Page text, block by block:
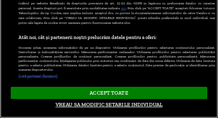
traficul pe website. Beneficiati de drepturile prevazute de art. 15-22 din GDPR in legatura cu prelucrarea datelor cu caracter
personal. Aceste drepturi pot fi exercitate prin modalitatea indicata aici. Prin click pe “ACCEPT TOATE”, acceptati folosirea tuturor
Tehnologiilor de tip Cookie, care implica inclusiv acceptul dvs. cu privire la stocarea/accesarea informatiilor de catre Vendor-ii cu
care colaboram. Prin click pe “VREAU SA MODIFIC SETARILE INDIVIDUAL” puteti schimba preferintele in mod individual, mai
putin cele legate de cookie strict necesare pentru functionarea website-ului.
Atât noi, cât și partenerii noștri prelucrăm datele pentru a oferi:
Stocarea și/sau accesarea informațiilor de pe un dispozitiv. Utilizarea profilurilor pentru selectarea conținutului personalizat.
Dezvoltarea și îmbunătățirea serviciilor. Măsurarea performanței reclamelor. Utilizarea profilurilor pentru selectarea publicității
personalizate. Crearea profilurilor de conținut personalizat. Crearea profilurilor pentru publicitate personalizată. Măsurarea
performanței conținutului. Înțelegerea publicului prin statistici sau combinații de date din surse diferite. Utilizarea de date limitate
pentru a selecta publicitatea. Utilizarea datelor limitate pentru a selecta conținutul. Date precise de geolocație și identificarea prin
scanarea dispozitivului.
Listă parteneri (furnizori)
ACCEPT TOATE
VREAU SA MODIFIC SETARILE INDIVIDUAL